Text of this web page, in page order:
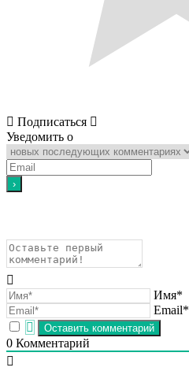
Подписаться
Уведомить о
Имя*
Email*
0 Комментарий